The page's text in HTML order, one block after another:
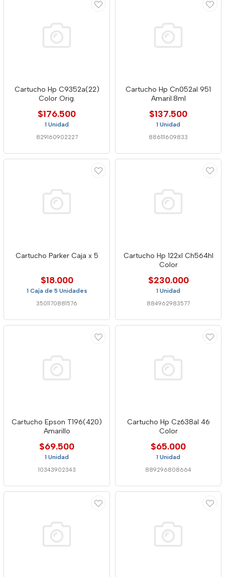
Cartucho Hp C9352a(22)
Color Orig.
$176.500
1 Unidad
829160902227
Cartucho Hp Cn052al 951
Amaril.8ml
$137.500
1 Unidad
886111609833
Cartucho Parker Caja x 5
$18.000
1 Caja de 5 Unidades
3501170881576
Cartucho Hp 122xl Ch564hl
Color
$230.000
1 Unidad
884962983577
Cartucho Epson T196(420)
Amarillo
$69.500
1 Unidad
10343902343
Cartucho Hp Cz638al 46
Color
$65.000
1 Unidad
889296808664